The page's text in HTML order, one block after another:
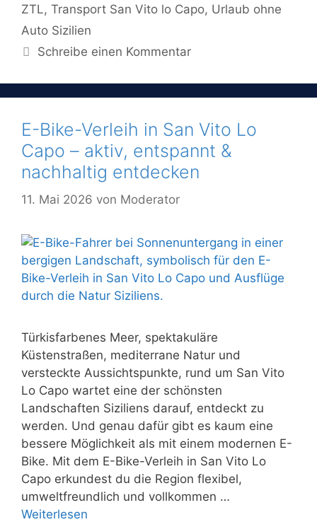
ZTL, Transport San Vito lo Capo, Urlaub ohne
Auto Sizilien
Schreibe einen Kommentar
E-Bike-Verleih in San Vito Lo
Capo – aktiv, entspannt &
nachhaltig entdecken
11. Mai 2026 von Moderator
Türkisfarbenes Meer, spektakuläre
Küstenstraßen, mediterrane Natur und
versteckte Aussichtspunkte, rund um San Vito
Lo Capo wartet eine der schönsten
Landschaften Siziliens darauf, entdeckt zu
werden. Und genau dafür gibt es kaum eine
bessere Möglichkeit als mit einem modernen E-
Bike. Mit dem E-Bike-Verleih in San Vito Lo
Capo erkundest du die Region flexibel,
umweltfreundlich und vollkommen …
Weiterlesen